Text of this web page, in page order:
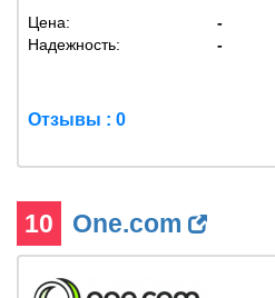
Цена: -
Надежность:
-
Отзывы : 0
10 One.com